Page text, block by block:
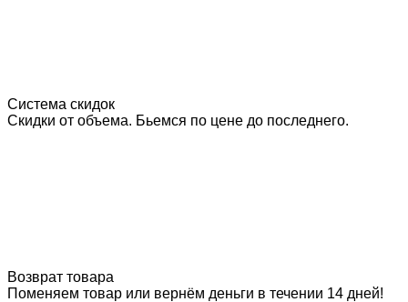
Система скидок
Скидки от объема. Бьемся по цене до последнего.
Возврат товара
Поменяем товар или вернём деньги в течении 14 дней!